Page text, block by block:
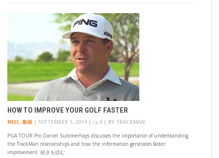
HOW TO IMPROVE YOUR GOLF FASTER
MISC, 動画 | SEPTEMBER 1, 2014 | 0 | BY TRACKMAN
PGA TOUR Pro Daniel Summerhays discusses the importance of understanding
the TrackMan relationships and how the information generates faster
improvement. 続きを読む